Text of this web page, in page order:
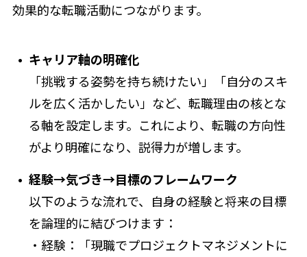
効果的な転職活動につながります。
キャリア軸の明確化
「挑戦する姿勢を持ち続けたい」「自分のスキ
ルを広く活かしたい」など、転職理由の核とな
る軸を設定します。これにより、転職の方向性
がより明確になり、説得力が増します。
経験→気づき→目標のフレームワーク
以下のような流れで、自身の経験と将来の目標
を論理的に結びつけます：
・経験：「現職でプロジェクトマネジメントに